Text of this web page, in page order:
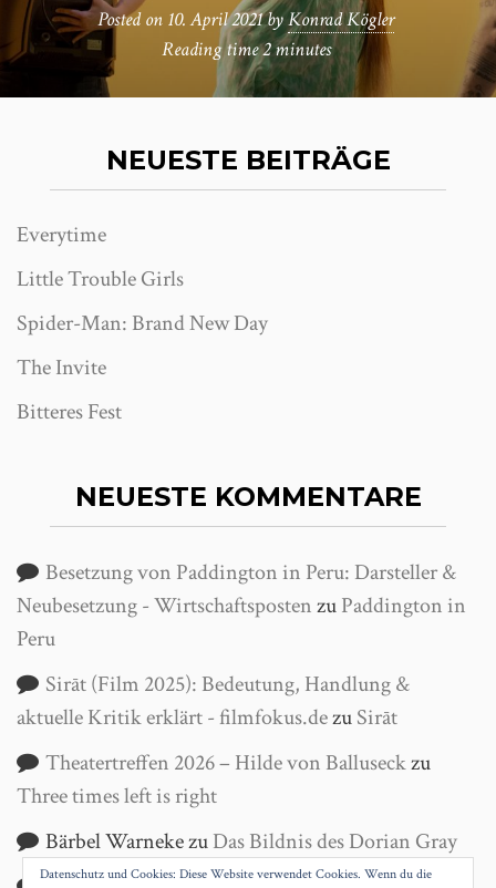
Posted on 10. April 2021byKonrad Kögler
Reading time2 minutes
NEUESTE BEITRÄGE
Everytime
Little Trouble Girls
Spider-Man: Brand New Day
The Invite
Bitteres Fest
NEUESTE KOMMENTARE
Besetzung von Paddington in Peru: Darsteller &
Neubesetzung - WirtschaftspostenzuPaddington in
Peru
Sirāt (Film 2025): Bedeutung, Handlung &
aktuelle Kritik erklärt - filmfokus.dezuSirāt
Theatertreffen 2026 – Hilde von Balluseckzu
Three times left is right
Bärbel WarnekezuDas Bildnis des Dorian Gray
Datenschutz und Cookies: Diese Website verwendet Cookies. Wenn du die